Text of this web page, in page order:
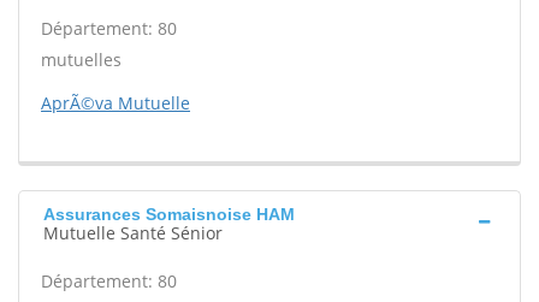
Département: 80
mutuelles
AprÃ©va Mutuelle
Assurances Somaisnoise HAM
Mutuelle Santé Sénior
Département: 80